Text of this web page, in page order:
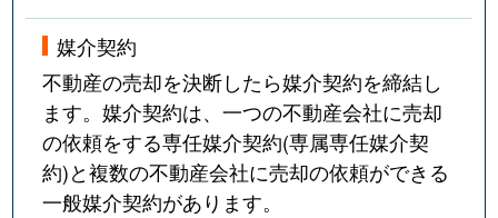
媒介契約
不動産の売却を決断したら媒介契約を締結し
ます。媒介契約は、一つの不動産会社に売却
の依頼をする専任媒介契約(専属専任媒介契
約)と複数の不動産会社に売却の依頼ができる
一般媒介契約があります。